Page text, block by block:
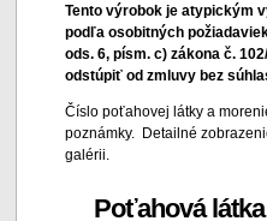
Tento výrobok je atypickým
podľa osobitných
ods. 6, písm. c) zákona č.
odstúpiť od zmluvy bez
Číslo poťahovej látky a
poznámky. Detailné
galérii.
Poťahová